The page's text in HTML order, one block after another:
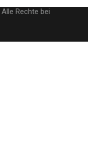
Alle Rechte bei